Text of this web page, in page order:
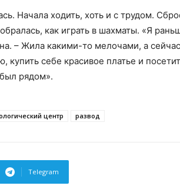
Начала ходить, хоть и с трудом.
как играть в шахматы. «Я
– Жила какими-то мелочами, а
купить себе красивое платье и
рядом».
центр развод
Telegram